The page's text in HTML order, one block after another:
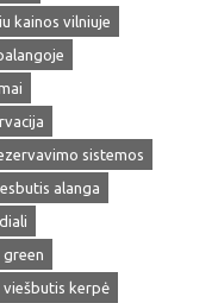
kainos vilniuje
sistemos
alanga
viešbutis kerpė